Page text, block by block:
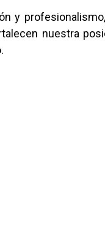
y
nuestra